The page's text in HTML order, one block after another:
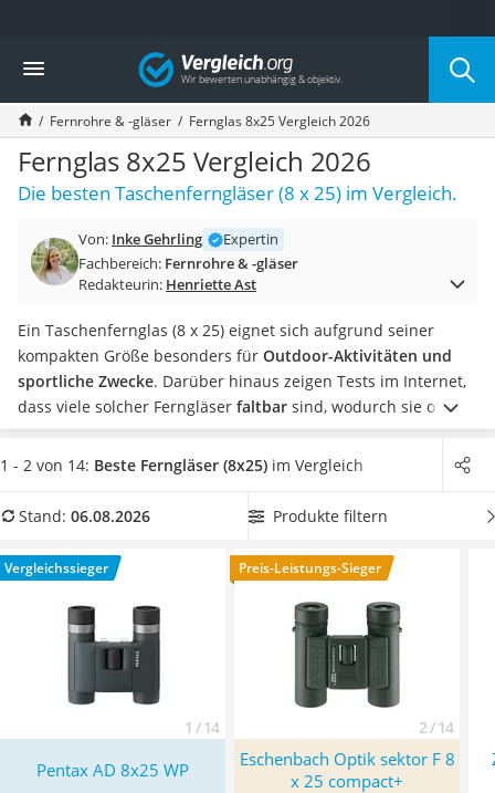
Die beliebtesten Vergleiche nach Kategorie
Freizeit & Sport
Gartentrampolin
Trampolin
Metalldetektor
Eufab-Fahrradträger
Trampolin 366 cm
Aluminium-Koffer
Futterboot
E-Bike-Dreirad
Trekkingschuhe Herren
Reisetasche mit Rollen
Klimmzugstation
Koffer
Nachtsichtgerät
Handgepäck-Koffer
Wanderschuhe Herren
Sicherheitsweste Reiten
Vergleich
Fernrohre & -gläser Fernglas 8x25 Vergleich 2026
Fernglas 8x25 Vergleich 2026
Die besten Taschenferngläser (8 x 25) im Vergleich.
Von: Inke Gehrling
Expertin
Fachbereich: Fernrohre & -gläser
Redakteurin: Henriette Ast
Ein Taschenfernglas (8 x 25) eignet sich aufgrund seiner
kompakten Größe besonders für Outdoor-Aktivitäten und
sportliche Zwecke. Darüber hinaus zeigen Tests im Internet,
dass viele solcher Ferngläser faltbar sind, wodurch sie oft
sogar in die Hosentasche passen. Wählen Sie jetzt aus der
Tabelle einwasserdichtes Fernglas, um Ihre Beobachtungen
Fotos in der Natur
? Dann könnte auch unser Vergleich für
hier im August 2026 besonders das ModellPentax AD 8x25
WP* mit seinen Eigenschaften.
1 - 2 von 14: Beste Ferngläser (8x25) im Vergleich
Stand: 06.08.2026 Produkte filtern
Vergleichssieger
1 / 14
Preis-Leistungs-Sieger
2 / 14
Pentax AD 8x25 WP
Eschenbach Optik sektor F 8
x 25 compact+